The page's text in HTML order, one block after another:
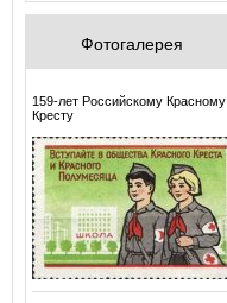
Фотогалерея
159-лет Российскому Красному
Кресту